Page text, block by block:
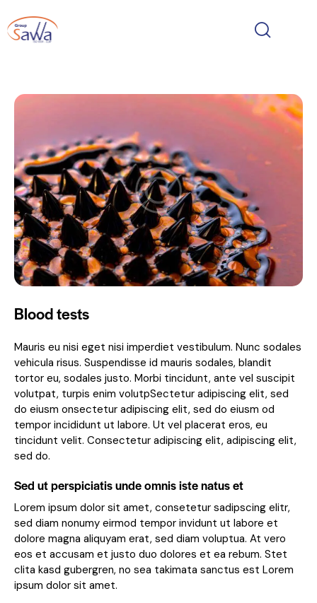
Blood tests
Mauris eu nisi eget nisi imperdiet vestibulum. Nunc sodales
vehicula risus. Suspendisse id mauris sodales, blandit
tortor eu, sodales justo. Morbi tincidunt, ante vel suscipit
volutpat, turpis enim volutpSectetur adipiscing elit, sed
do eiusm onsectetur adipiscing elit, sed do eiusm od
tempor incididunt ut labore. Ut vel placerat eros, eu
tincidunt velit. Consectetur adipiscing elit, adipiscing elit,
sed do.
Sed ut perspiciatis unde omnis iste natus et
Lorem ipsum dolor sit amet, consetetur sadipscing elitr,
sed diam nonumy eirmod tempor invidunt ut labore et
dolore magna aliquyam erat, sed diam voluptua. At vero
eos et accusam et justo duo dolores et ea rebum. Stet
clita kasd gubergren, no sea takimata sanctus est Lorem
ipsum dolor sit amet.